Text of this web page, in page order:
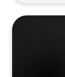
cela.
ont payé
battage
une